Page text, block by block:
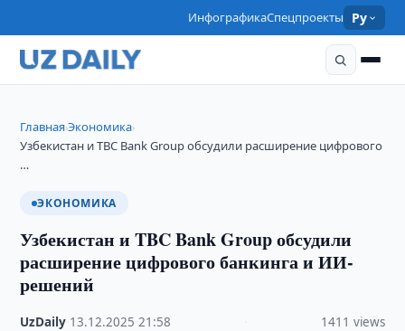
ИнфографикаСпецпроекты Ру
Главная›Экономика›
Узбекистан и TBC Bank Group обсудили расширение цифрового
…
ЭКОНОМИКА
Узбекистан и TBC Bank Group обсудили
расширение цифрового банкинга и ИИ-
решений
UzDaily 13.12.2025 ·21:58 1411 views